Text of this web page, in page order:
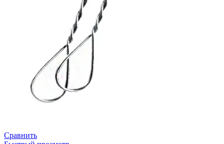
Сравнить